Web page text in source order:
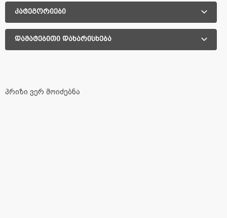
კატეგორიები
დამატებითი დახარისხება
პრიზი ვერ მოიძებნა